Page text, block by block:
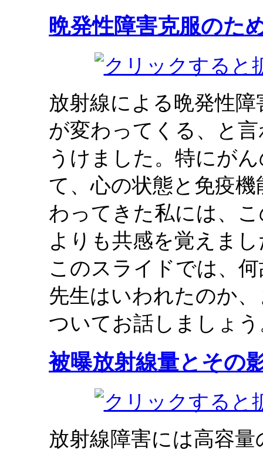
晩発性障害克服のた
放射線による晩発性
が変わってくる、と
うけました。特にが
て、心の状態と免疫
わってきた私には、
よりも共感を覚えま
このスライドでは、
先生はいわれたのか
ついてお話しましょ
被曝放射線量とその
放射線障害には高容